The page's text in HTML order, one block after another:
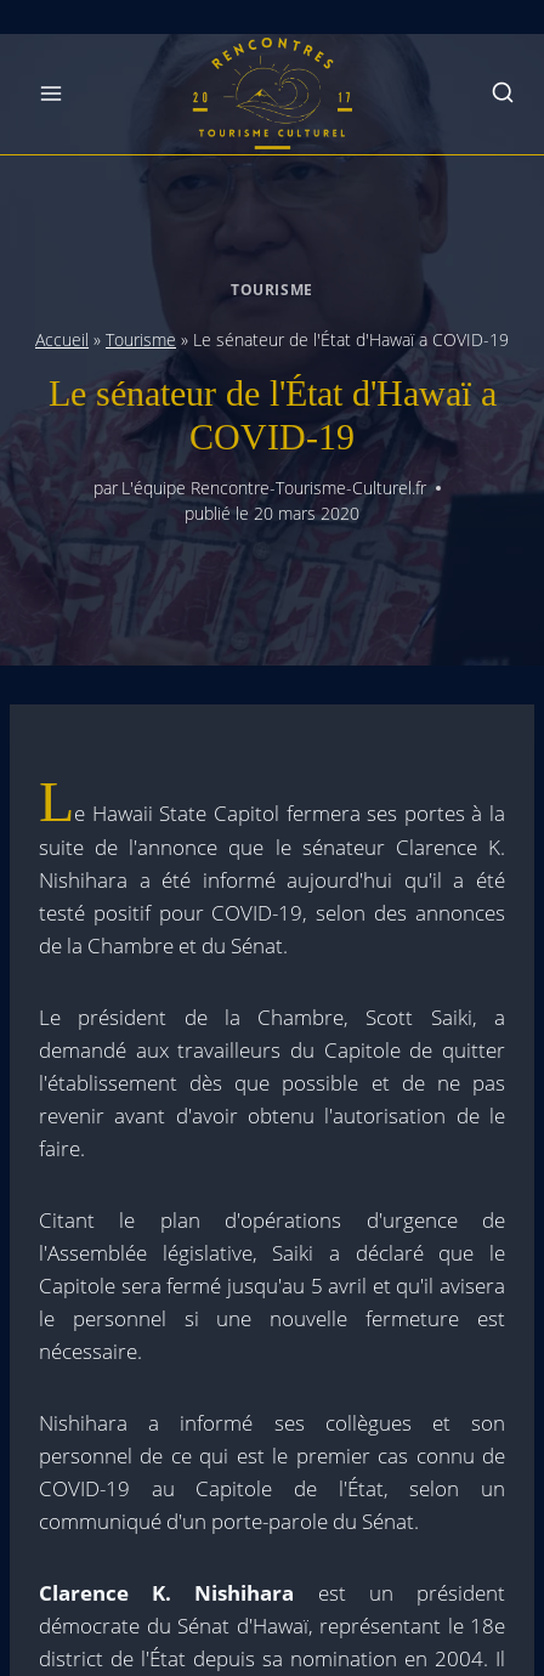
TOURISME
Accueil » Tourisme » Le sénateur de l'État d'Hawaï a COVID-19
Le sénateur de l'État d'Hawaï a
COVID-19
par L'équipe Rencontre-Tourisme-Culturel.fr
publié le 20 mars 2020
Le Hawaii State Capitol fermera ses portes à la
suite de l'annonce que le sénateur Clarence K.
Nishihara a été informé aujourd'hui qu'il a été
testé positif pour COVID-19, selon des annonces
de la Chambre et du Sénat.
Le président de la Chambre, Scott Saiki, a
demandé aux travailleurs du Capitole de quitter
l'établissement dès que possible et de ne pas
revenir avant d'avoir obtenu l'autorisation de le
faire.
Citant le plan d'opérations d'urgence de
l'Assemblée législative, Saiki a déclaré que le
Capitole sera fermé jusqu'au 5 avril et qu'il avisera
le personnel si une nouvelle fermeture est
nécessaire.
Nishihara a informé ses collègues et son
personnel de ce qui est le premier cas connu de
COVID-19 au Capitole de l'État, selon un
communiqué d'un porte-parole du Sénat.
Clarence K. Nishihara est un président
démocrate du Sénat d'Hawaï, représentant le 18e
district de l'État depuis sa nomination en 2004. Il